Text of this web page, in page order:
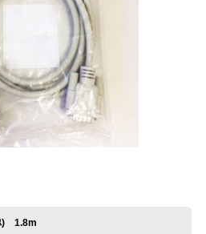
会社情報
ｽ) 1.8m